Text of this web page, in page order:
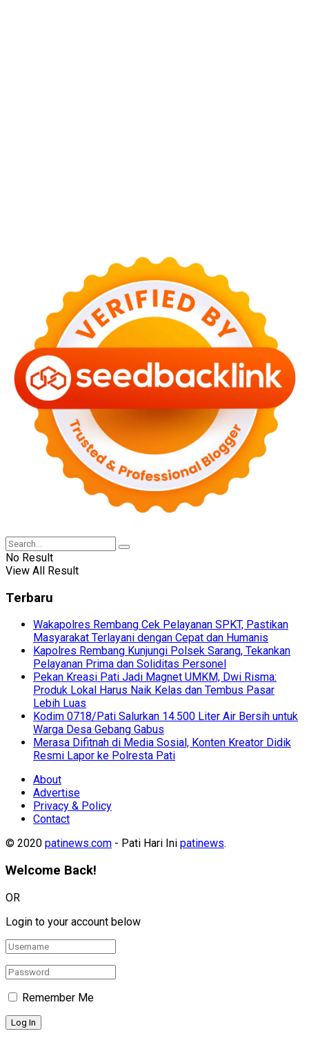
No Result
View All Result
Terbaru
Wakapolres Rembang Cek Pelayanan SPKT, Pastikan
Masyarakat Terlayani dengan Cepat dan Humanis
Kapolres Rembang Kunjungi Polsek Sarang, Tekankan
Pelayanan Prima dan Soliditas Personel
Pekan Kreasi Pati Jadi Magnet UMKM, Dwi Risma:
Produk Lokal Harus Naik Kelas dan Tembus Pasar
Lebih Luas
Kodim 0718/Pati Salurkan 14.500 Liter Air Bersih untuk
Warga Desa Gebang Gabus
Merasa Difitnah di Media Sosial, Konten Kreator Didik
Resmi Lapor ke Polresta Pati
About
Advertise
Privacy & Policy
Contact
© 2020 patinews.com - Pati Hari Ini patinews.
Welcome Back!
OR
Login to your account below
Remember Me